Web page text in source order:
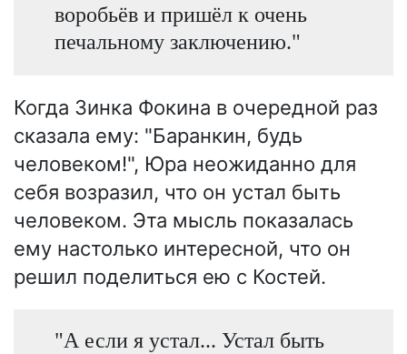
воробьёв и пришёл к очень
печальному заключению."
Когда Зинка Фокина в очередной раз
сказала ему: "Баранкин, будь
человеком!", Юра неожиданно для
себя возразил, что он устал быть
человеком. Эта мысль показалась
ему настолько интересной, что он
решил поделиться ею с Костей.
"А если я устал... Устал быть